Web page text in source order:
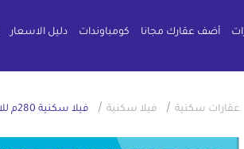
أضف عقارك مجانا كومباوندات دليل الاسعار
عقارات سكنية / فيلا سكنية / فيلا سكنية 280م للايجار السنوى بالشيخ زايد الجيزة